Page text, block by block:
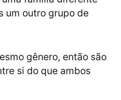
um outro grupo de
gênero, então são
si do que ambos